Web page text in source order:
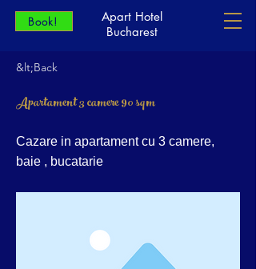
Apart Hotel
Bucharest
Book!
&lt;Back
Apartament 3 camere 90 sqm
Cazare in apartament cu 3 camere,
baie , bucatarie